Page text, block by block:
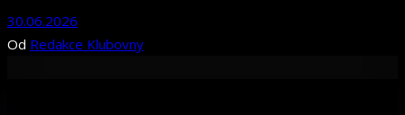
30.06.2026
Od Redakce Klubovny